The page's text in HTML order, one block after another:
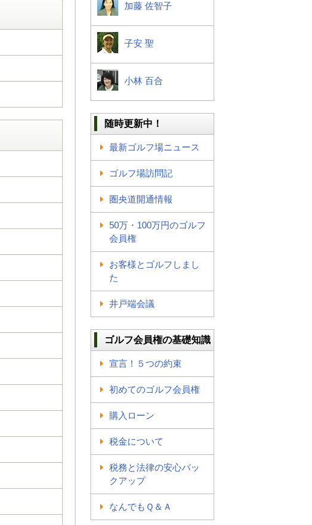
加藤 佐智子
子安 聖
小林 百合
随時更新中！
最新ゴルフ場ニュース
ゴルフ場訪問記
圏央道開通情報
50万・100万円のゴルフ
会員権
お客様とゴルフしまし
た
井戸端会議
ゴルフ会員権の基礎知識
宣言！５つの約束
初めてのゴルフ会員権
購入ローン
税金について
税務と法律の安心バッ
クアップ
なんでもＱ＆Ａ